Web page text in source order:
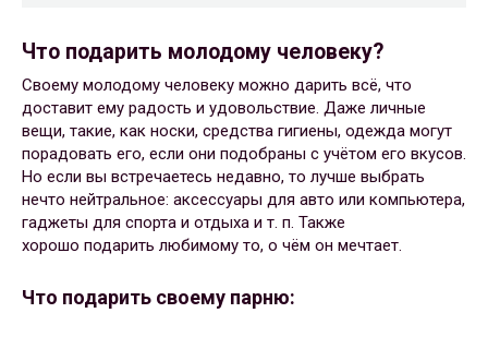
Что подарить молодому человеку?
Своему молодому человеку можно дарить всё, что
доставит ему радость и удовольствие. Даже личные
вещи, такие, как носки, средства гигиены, одежда могут
порадовать его, если они подобраны с учётом его вкусов.
Но если вы встречаетесь недавно, то лучше выбрать
нечто нейтральное: аксессуары для авто или компьютера,
гаджеты для спорта и отдыха и т. п. Также
хорошо подарить любимому то, о чём он мечтает.
Что подарить своему парню: